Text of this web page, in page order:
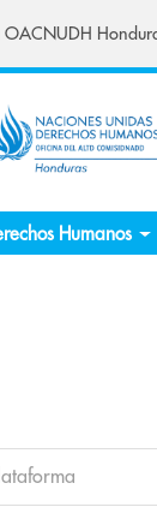
OACNUDH
Humanos